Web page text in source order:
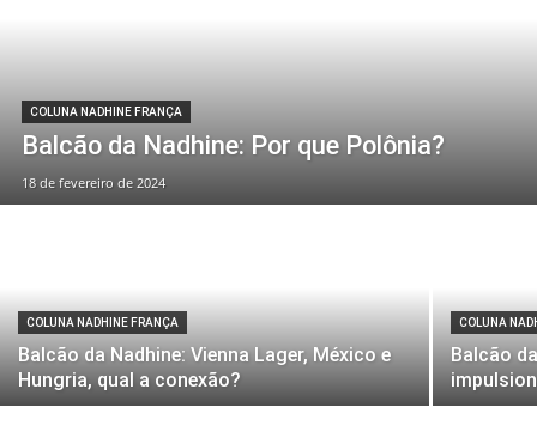
COLUNA NADHINE FRANÇA
Balcão da Nadhine: Por que Polônia?
18 de fevereiro de 2024
COLUNA NADHINE FRANÇA
Balcão da Nadhine: Vienna Lager, México e
Hungria, qual a conexão?
COLUNA
Balcão